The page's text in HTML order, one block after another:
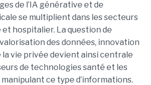
de l’IA générative et de
se multiplient dans les secteurs
hospitalier. La question de
des données, innovation
vie privée devient ainsi centrale
de technologies santé et les
ce type d’informations.